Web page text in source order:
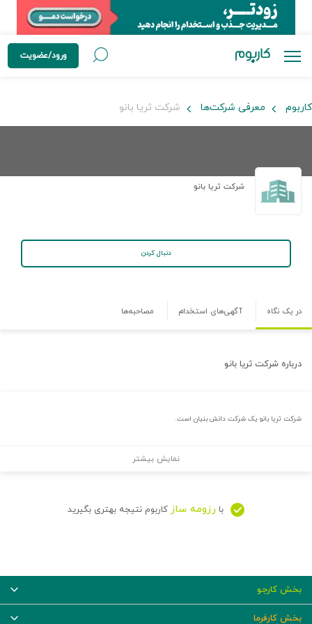
ورود/عضویت
کاربوم معرفی شرکت‌ها شرکت ثریا بانو
شرکت ثریا بانو
دنبال کردن
در یک نگاه آگهی‌های استخدام مصاحبه‌ها
درباره شرکت ثریا بانو
شرکت ثریا بانو یک شرکت دانش بنیان است.
نمایش بیشتر
با رزومه ساز کاربوم نتیجه بهتری بگیرید
بخش کارجو
بخش کارفرما